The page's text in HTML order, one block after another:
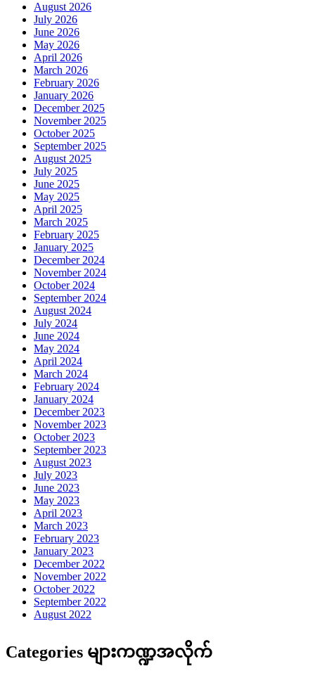
August 2026
July 2026
June 2026
May 2026
April 2026
March 2026
February 2026
January 2026
December 2025
November 2025
October 2025
September 2025
August 2025
July 2025
June 2025
May 2025
April 2025
March 2025
February 2025
January 2025
December 2024
November 2024
October 2024
September 2024
August 2024
July 2024
June 2024
May 2024
April 2024
March 2024
February 2024
January 2024
December 2023
November 2023
October 2023
September 2023
August 2023
July 2023
June 2023
May 2023
April 2023
March 2023
February 2023
January 2023
December 2022
November 2022
October 2022
September 2022
August 2022
Categories များကဏ္ဍအလိုက်